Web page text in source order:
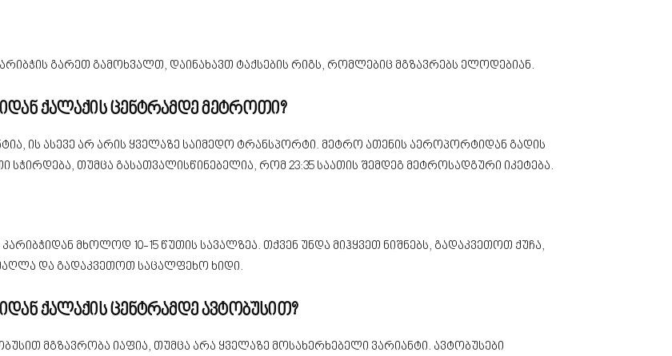
გარეთ გამოხვალთ, დაინახავთ ტაქსების რიგს, რომლებიც მგზავრებს ელოდებიან.
ქალაქის ცენტრამდე მეტროთი?
ის ასევე არ არის ყველაზე საიმედო ტრანსპორტი. მეტრო ათენის აეროპორტიდან გადის
თუმცა გასათვალისწინებელია, რომ 23:35 საათის შემდეგ მეტროსადგური იკეტება.
მხოლოდ 10-15 წუთის სავალზეა. თქვენ უნდა მიჰყვეთ ნიშნებს, გადაკვეთოთ ქუჩა,
და გადაკვეთოთ საცალფეხო ხიდი.
ქალაქის ცენტრამდე ავტობუსით?
მგზავრობა იაფია, თუმცა არა ყველაზე მოსახერხებელი ვარიანტი. ავტობუსები